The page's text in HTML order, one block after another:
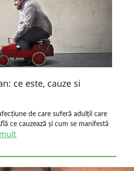
ce este, cauze si
de care suferă adulții care
ce cauzează și cum se manifestă